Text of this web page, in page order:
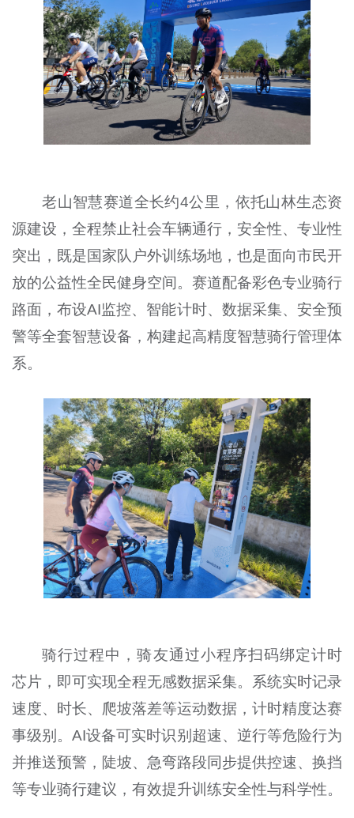
老山智慧赛道全长约4公里，依托山林生态资
源建设，全程禁止社会车辆通行，安全性、专业性
突出，既是国家队户外训练场地，也是面向市民开
放的公益性全民健身空间。赛道配备彩色专业骑行
路面，布设AI监控、智能计时、数据采集、安全预
警等全套智慧设备，构建起高精度智慧骑行管理体
系。
骑行过程中，骑友通过小程序扫码绑定计时
芯片，即可实现全程无感数据采集。系统实时记录
速度、时长、爬坡落差等运动数据，计时精度达赛
事级别。AI设备可实时识别超速、逆行等危险行为
并推送预警，陡坡、急弯路段同步提供控速、换挡
等专业骑行建议，有效提升训练安全性与科学性。